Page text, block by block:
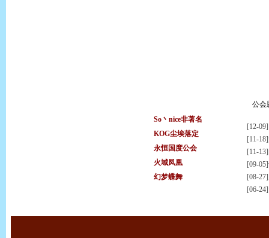
So丶nice非著名
KOG尘埃落定
永恒国度公会
火域凤凰
幻梦蝶舞
公会
[12-09]
[11-18]
[11-13]
[09-05]
[08-27]
[06-24]